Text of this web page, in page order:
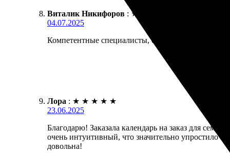
Виталик Никифоров : ★
04.07.2025
Компетентные специалисты, отличный сервис.
Лора : ★ ★ ★ ★ ★
23.06.2025
Благодарю! Заказала календарь на заказ для
очень интуитивный, что значительно упростило
довольна!